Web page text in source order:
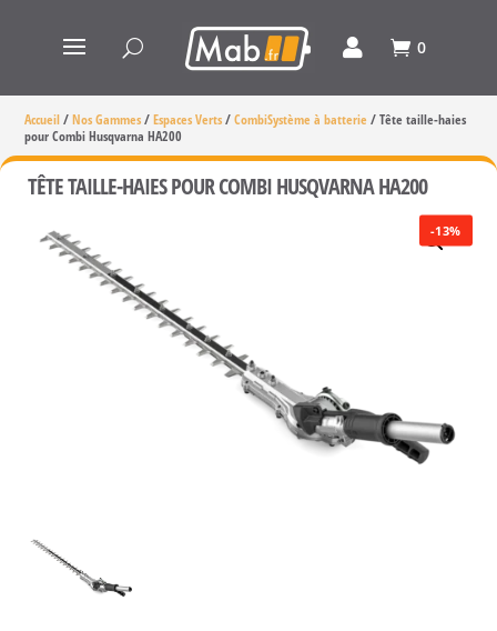
0
Accueil/Nos Gammes/Espaces Verts/CombiSystème à batterie /Tête taille-haies
pour Combi Husqvarna HA200
TÊTE TAILLE-HAIES POUR COMBI HUSQVARNA HA200
-13%